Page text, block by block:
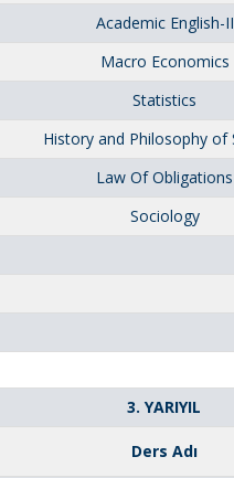
Academic English-II
Macro Economics
Statistics
History and Philosophy of
Law Of Obligations
Sociology
3. YARIYIL
Ders Adı